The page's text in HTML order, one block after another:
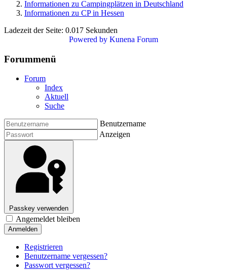
Informationen zu Campingplätzen in Deutschland
Informationen zu CP in Hessen
Ladezeit der Seite: 0.017 Sekunden
Powered by Kunena Forum
Forummenü
Forum
Index
Aktuell
Suche
Benutzername
Anzeigen
Passkey verwenden
Angemeldet bleiben
Anmelden
Registrieren
Benutzername vergessen?
Passwort vergessen?